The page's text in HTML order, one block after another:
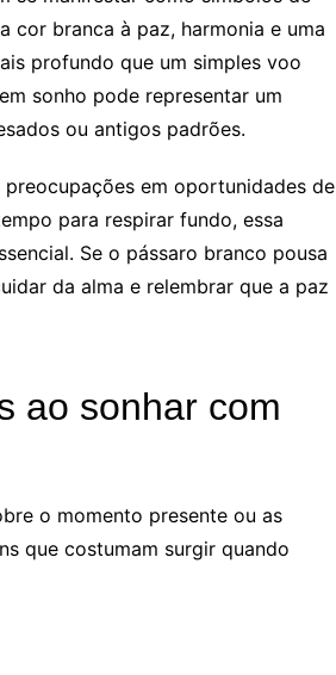
cor branca à paz, harmonia e uma
profundo que um simples voo
sonho pode representar um
ou antigos padrões.
em oportunidades de
para respirar fundo, essa
Se o pássaro branco pousa
da alma e relembrar que a paz
ao sonhar com
o momento presente ou as
que costumam surgir quando